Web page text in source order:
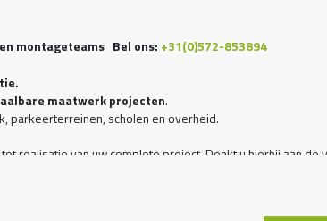
montageteams Bel ons: +31(0)572-853894
maatwerk projecten.
parkeerterreinen, scholen en overheid.
realisatie van uw complete project. Denkt u hierbij aan de